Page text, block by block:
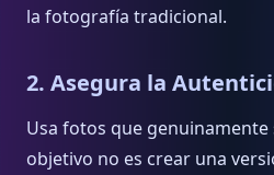
la fotografía tradicional.
2. Asegura la
Usa fotos que genuinamente
objetivo no es crear una